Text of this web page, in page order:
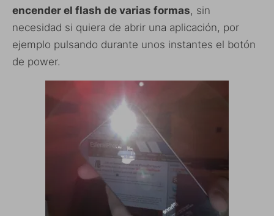
encender el flash de varias formas, sin
necesidad si quiera de abrir una aplicación, por
ejemplo pulsando durante unos instantes el botón
de power.